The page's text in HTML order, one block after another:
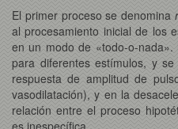
El primer proceso se denomina
al procesamiento inicial de los
en un modo de «todo-o-
para diferentes estímulos, y
respuesta de amplitud de
vasodilatación), y en la
relación entre el proceso
es inespecífica.